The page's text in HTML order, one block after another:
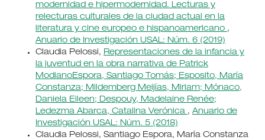
modernidad e hipermodernidad. Lecturas y
relecturas culturales de la ciudad actual en la
literatura y cine europeo e hispanoamericano ,
Anuario de Investigación USAL: Núm. 6 (2019)
Claudia Pelossi, Representaciones de la infancia y
la juventud en la obra narrativa de Patrick
ModianoEspora, Santiago Tomás; Esposito, María
Constanza; Mildemberg Meijías, Miriam; Mónaco,
Daniela Eileen; Despouy, Madelaine Renée;
Ledezma Abarca, Catalina Verónica , Anuario de
Investigación USAL: Núm. 5 (2018)
Claudia Pelossi, Santiago Espora, María Constanza